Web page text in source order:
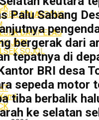
JARI
BALAESANG
DAMPELAS
SOJOL
Palu Sabang
bergerak dari
tepatnya di
BRI desa
sepeda motor
tiba berbalik
ke selatan